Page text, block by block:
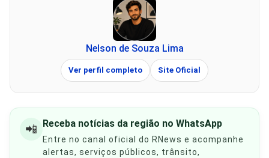
Nelson de Souza Lima
Ver perfil completo Site Oficial
📲 Receba notícias da região no WhatsApp
Entre no canal oficial do RNews e acompanhe
alertas, serviços públicos, trânsito,